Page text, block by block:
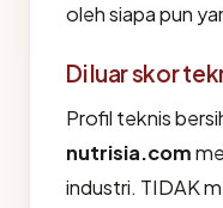
oleh siapa pun
Di luar skor
Profil teknis
nutrisia.com
industri. TIDAK